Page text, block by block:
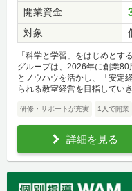
開業資金
対象
「科学と学習」をはじめとす
グループは、2026年に創業
とノウハウを活かし、「安定
られる教室経営を目指してい
研修・サポートが充実 1人で開業
詳細を見る